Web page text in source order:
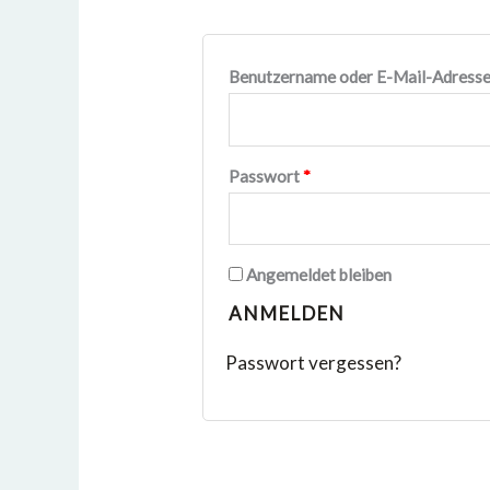
Benutzername oder E-Mail-
Passwort*
Angemeldet bleiben
ANMELDEN
Passwort vergessen?